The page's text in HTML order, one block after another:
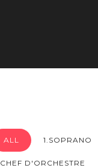
ALL 1.SOPRANO
CHEF D'ORCHESTRE